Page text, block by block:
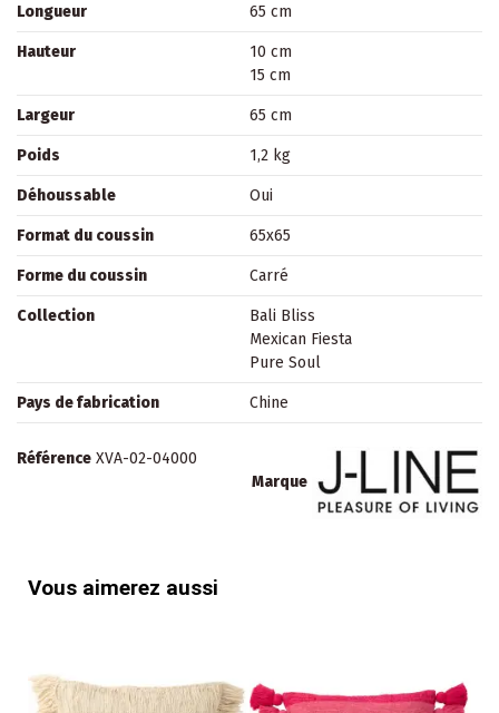
Longueur 65 cm
Hauteur
10 cm
15 cm
Largeur 65 cm
Poids 1,2 kg
Déhoussable Oui
Format du coussin 65x65
Forme du coussin Carré
Collection
Bali Bliss
Mexican Fiesta
Pure Soul
Pays de fabrication Chine
Marque
Référence XVA-02-04000
Vous aimerez aussi